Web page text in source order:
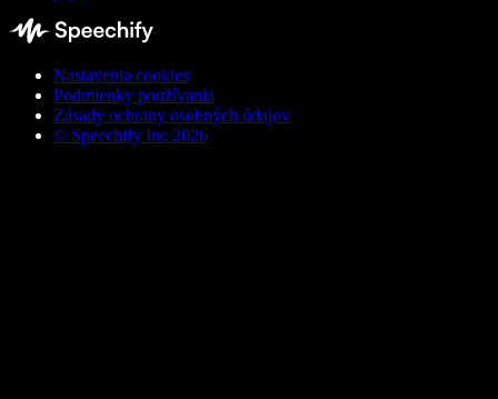
Nastavenia cookies
Podmienky používania
Zásady ochrany osobných údajov
© Speechify Inc 2026